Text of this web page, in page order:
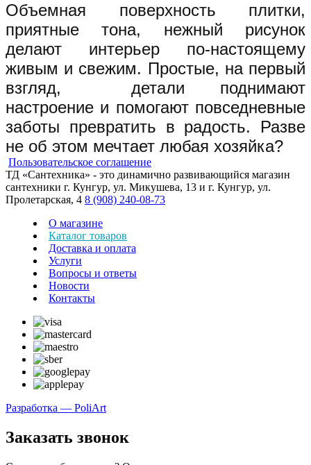
Объемная поверхность плитки,
приятные тона, нежный рисунок
делают интерьер по-настоящему
живым и свежим. Простые, на первый
взгляд, детали поднимают
настроение и помогают повседневные
заботы превратить в радость. Разве
не об этом мечтает любая хозяйка?
Пользовательское соглашение
ТД «Сантехника» - это динамично развивающийся магазин
сантехники г. Кунгур, ул. Микушева, 13 и г. Кунгур, ул.
Пролетарская, 4 8 (908) 240-08-73
О магазине
Каталог товаров
Доставка и оплата
Услуги
Вопросы и ответы
Новости
Контакты
Разработка — PoliArt
Заказать звонок